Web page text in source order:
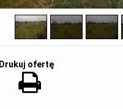
Drukuj ofertę